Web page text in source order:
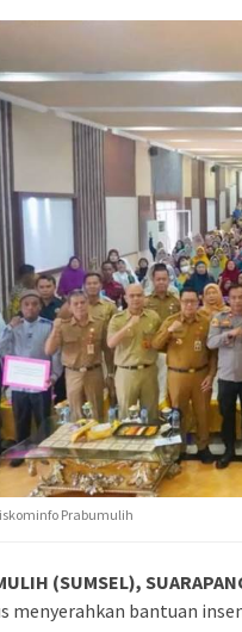
Prabumulih
(SUMSEL),
menyerahkan bantuan